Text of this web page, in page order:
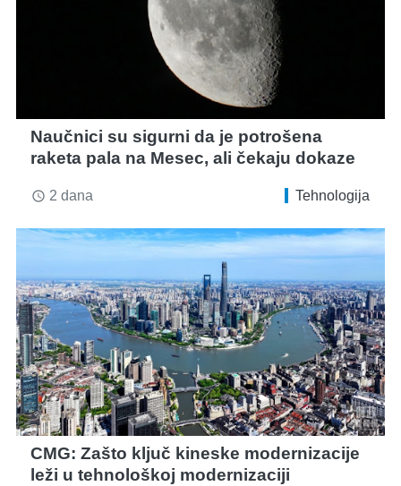
Naučnici su sigurni da je potrošena
raketa pala na Mesec, ali čekaju dokaze
access_time 2 dana Tehnologija
CMG: Zašto ključ kineske modernizacije
leži u tehnološkoj modernizaciji